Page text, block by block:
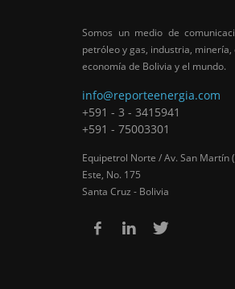
Somos un medio de
petróleo y gas, industria,
economía de Bolivia y el mundo.
info@reporteenergia.com
+591 - 3 - 3415941
+591 - 75003301
Equipetrol Norte / Av. San Martín
Este, No. 175
Santa Cruz - Bolivia